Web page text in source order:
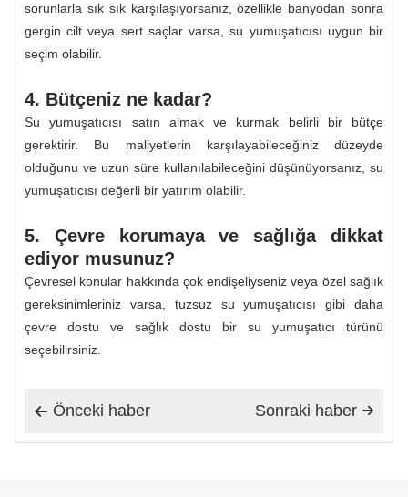
sorunlarla sık sık karşılaşıyorsanız, özellikle banyodan sonra
gergin cilt veya sert saçlar varsa, su yumuşatıcısı uygun bir
seçim olabilir.
4. Bütçeniz ne kadar?
Su yumuşatıcısı satın almak ve kurmak belirli bir bütçe
gerektirir. Bu maliyetlerin karşılayabileceğiniz düzeyde
olduğunu ve uzun süre kullanılabileceğini düşünüyorsanız, su
yumuşatıcısı değerli bir yatırım olabilir.
5. Çevre korumaya ve sağlığa dikkat
ediyor musunuz?
Çevresel konular hakkında çok endişeliyseniz veya özel sağlık
gereksinimleriniz varsa, tuzsuz su yumuşatıcısı gibi daha
çevre dostu ve sağlık dostu bir su yumuşatıcı türünü
seçebilirsiniz.
 Önceki haber 
Sonraki haber